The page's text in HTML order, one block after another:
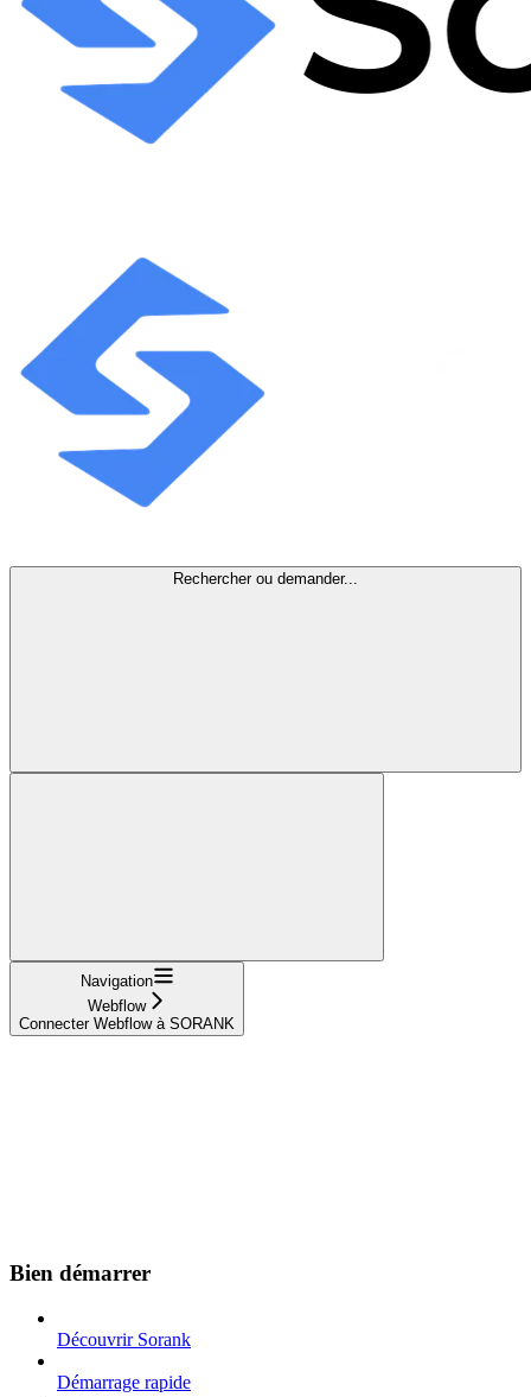
Rechercher ou demander...
Navigation
Webflow
Connecter Webflow à SORANK
Bien démarrer
Découvrir Sorank
Démarrage rapide